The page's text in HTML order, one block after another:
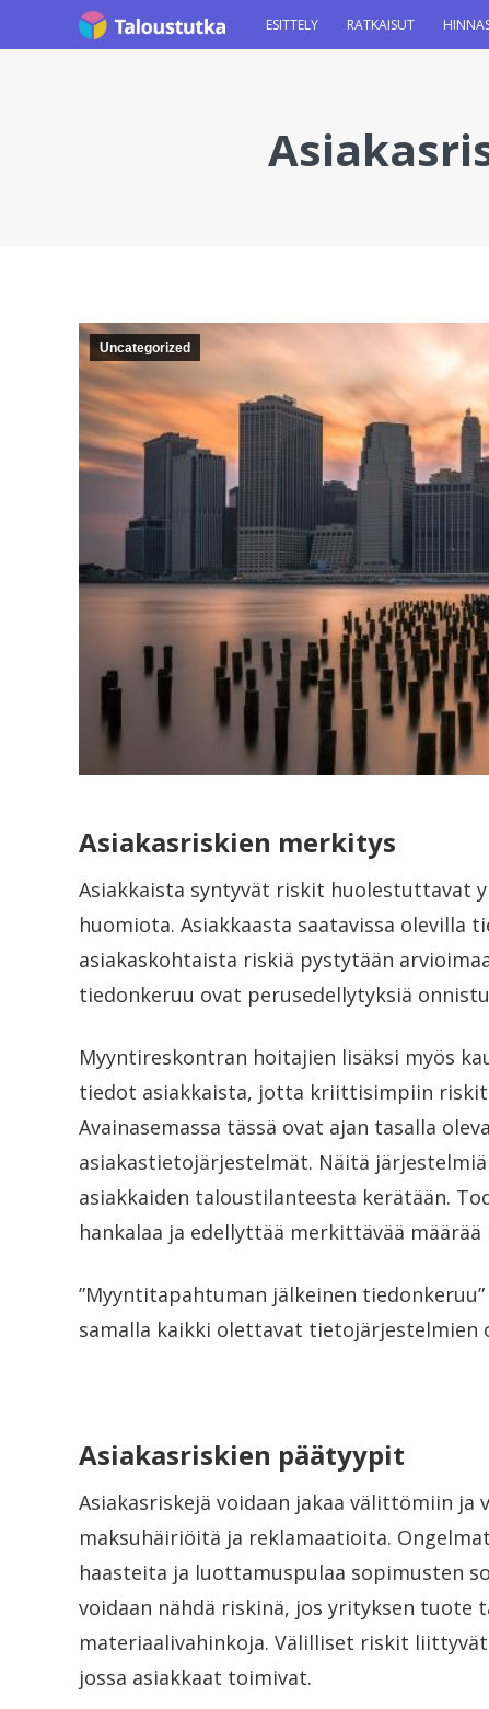
ESITTELY RATKAISUT
Uncategorized
Asiakasriskien merkitys
Asiakkaista syntyvät riskit huolestuttavat
huomiota. Asiakkaasta saatavissa olevilla
asiakaskohtaista riskiä pystytään
tiedonkeruu ovat perusedellytyksiä
Myyntireskontran hoitajien lisäksi myös
tiedot asiakkaista, jotta kriittisimpiin
Avainasemassa tässä ovat ajan tasalla
asiakastietojärjestelmät. Näitä
asiakkaiden taloustilanteesta kerätään.
hankalaa ja edellyttää merkittävää
”Myyntitapahtuman jälkeinen
samalla kaikki olettavat tietojärjestelmien
Asiakasriskien päätyypit
Asiakasriskejä voidaan jakaa välittömiin
maksuhäiriöitä ja reklamaatioita.
haasteita ja luottamuspulaa sopimusten
voidaan nähdä riskinä, jos yrityksen
materiaalivahinkoja. Välilliset riskit
jossa asiakkaat toimivat.